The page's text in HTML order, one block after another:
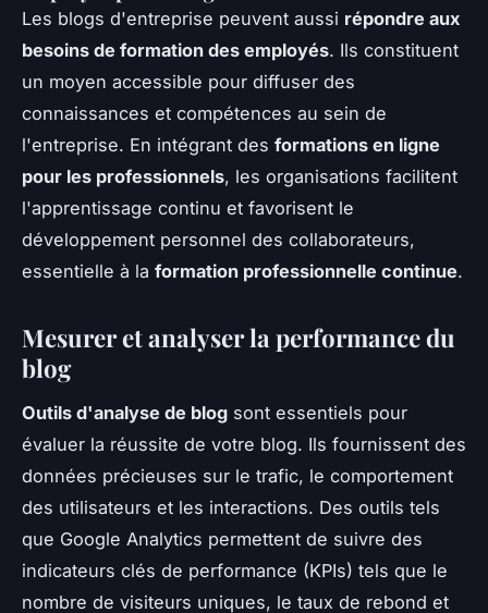
Les blogs d'entreprise peuvent aussi répondre aux
besoins de formation des employés. Ils constituent
un moyen accessible pour diffuser des
connaissances et compétences au sein de
l'entreprise. En intégrant des formations en ligne
pour les professionnels, les organisations facilitent
l'apprentissage continu et favorisent le
développement personnel des collaborateurs,
essentielle à la formation professionnelle continue.
Mesurer et analyser la performance du
blog
Outils d'analyse de blog sont essentiels pour
évaluer la réussite de votre blog. Ils fournissent des
données précieuses sur le trafic, le comportement
des utilisateurs et les interactions. Des outils tels
que Google Analytics permettent de suivre des
indicateurs clés de performance (KPIs) tels que le
nombre de visiteurs uniques, le taux de rebond et